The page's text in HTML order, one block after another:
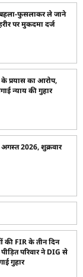
बहला-फुसलाकर ले जाने
पर मुकदमा दर्ज
प्रयास का आरोप,
न्याय की गुहार
2026, शुक्रवार
की FIR के तीन दिन
पीड़ित परिवार ने DIG से
गुहार